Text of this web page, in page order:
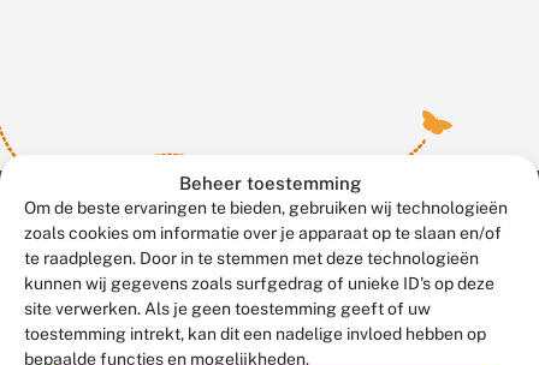
Beheer toestemming
Om de beste ervaringen te bieden, gebruiken wij technologieën
zoals cookies om informatie over je apparaat op te slaan en/of
te raadplegen. Door in te stemmen met deze technologieën
kunnen wij gegevens zoals surfgedrag of unieke ID's op deze
site verwerken. Als je geen toestemming geeft of uw
toestemming intrekt, kan dit een nadelige invloed hebben op
bepaalde functies en mogelijkheden.
Meld waarnemingen© 2026 Vlinderstichting
Duurzaam ontwikkeld door
Go2People
, ontworpen door
Blue Field Agency
Privacy